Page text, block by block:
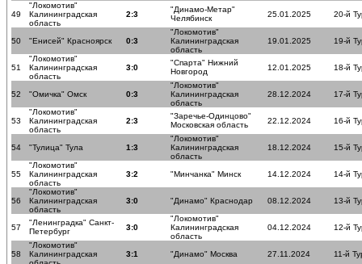
49
"Локомотив"
Калининградская
область
2:3
"Динамо-Метар"
Челябинск
25.01.2025 20-й
50 "Енисей" Красноярск 0:3
"Локомотив"
Калининградская
область
19.01.2025 19-й
51
"Локомотив"
Калининградская
область
3:0
"Спарта" Нижний
Новгород
12.01.2025 18-й
52 "Омичка" Омск 0:3
"Локомотив"
Калининградская
область
28.12.2024 17-й
53
"Локомотив"
Калининградская
область
2:3
"Заречье-Одинцово"
Московская область
22.12.2024 16-й
54 "Тулица" Тула 1:3
"Локомотив"
Калининградская
область
18.12.2024 15-й
55
"Локомотив"
Калининградская
область
3:2 "Минчанка" Минск 14.12.2024 14-й
56
"Локомотив"
Калининградская
область
3:0 "Динамо" Краснодар 08.12.2024 13-й
57
"Ленинградка" Санкт-
Петербург
3:0
"Локомотив"
Калининградская
область
04.12.2024 12-й
58
"Локомотив"
Калининградская
3:1 "Динамо" Москва 27.11.2024 11-й